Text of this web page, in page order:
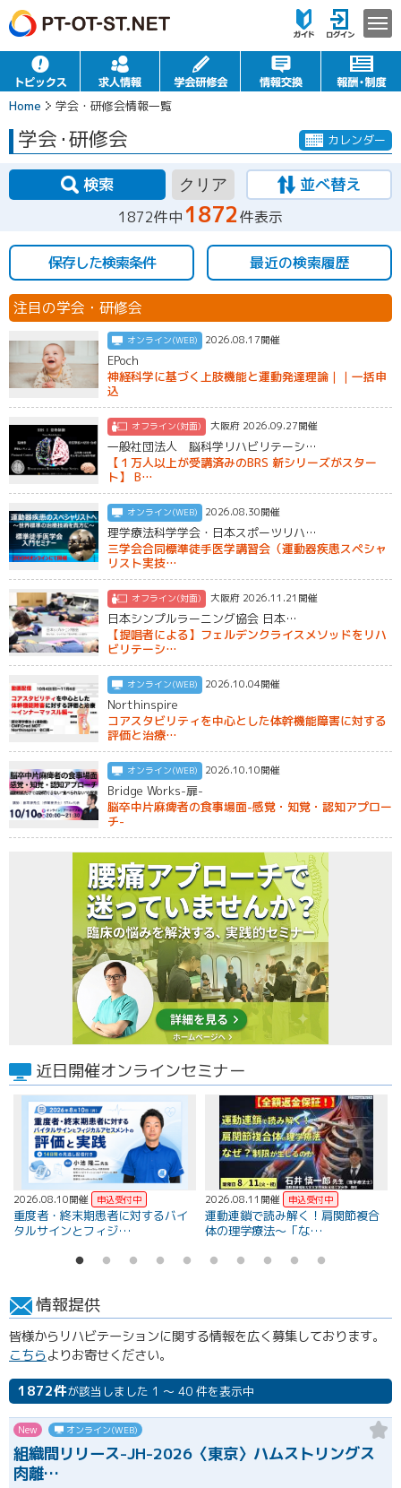
Home 学会・研修会情報一覧
学会・研修会 カレンダー
検索 クリア 並べ替え
1872件中1872件表示
保存した検索条件 最近の検索履歴
注目の学会・研修会
オンライン(WEB) 2026.08.17開催
EPoch
神経科学に基づく上肢機能と運動発達理論｜｜一括申
込
オフライン(対面) 大阪府 2026.09.27開催
一般社団法人 脳科学リハビリテーシ…
【１万人以上が受講済みのBRS 新シリーズがスター
ト】 B…
オンライン(WEB) 2026.08.30開催
理学療法科学学会・日本スポーツリハ…
三学会合同標準徒手医学講習会（運動器疾患スペシャ
リスト実技…
オフライン(対面) 大阪府 2026.11.21開催
日本シンプルラーニング協会 日本…
【提唱者による】フェルデンクライスメソッドをリハ
ビリテーシ…
オンライン(WEB) 2026.10.04開催
Northinspire
コアスタビリティを中心とした体幹機能障害に対する
評価と治療…
オンライン(WEB) 2026.10.10開催
Bridge Works-扉-
脳卒中片麻痺者の食事場面-感覚・知覚・認知アプロー
チ-
近日開催オンラインセミナー
2026.08.10開催
重度者・終末期患者に対するバイ
タルサインとフィジ…
2026.08.11開催
運動連鎖で読み解く！肩関節複合
体の理学療法〜「な…
情報提供
皆様からリハビテーションに関する情報を広く募集しております。
こちらよりお寄せください。
1872件が該当しました 1 ～ 40 件を表示中
New オンライン(WEB)
組織間リリース-JH-2026〈東京〉ハムストリングス
肉離…